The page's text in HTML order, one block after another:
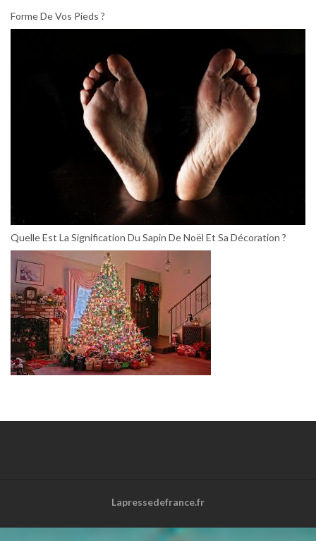
Forme De Vos Pieds ?
Quelle Est La Signification Du Sapin De Noël Et Sa Décoration ?
Lapressedefrance.fr